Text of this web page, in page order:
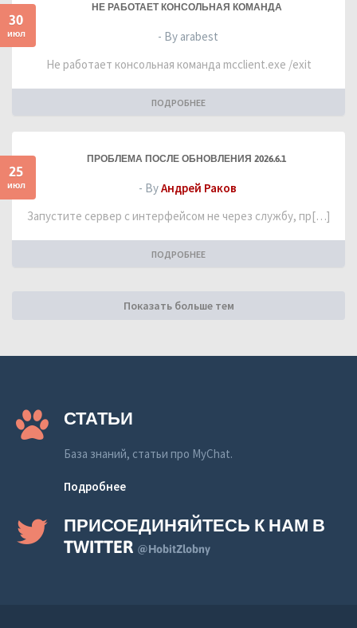
30
июл
НЕ РАБОТАЕТ КОНСОЛЬНАЯ КОМАНДА
- By arabest
Не работает консольная команда mcclient.exe /exit
ПОДРОБНЕЕ
25
июл
ПРОБЛЕМА ПОСЛЕ ОБНОВЛЕНИЯ 2026.6.1
- ByАндрей Раков
Запустите сервер с интерфейсом не через службу, пр[…]
ПОДРОБНЕЕ
Показать больше тем
СТАТЬИ
База знаний, статьи про MyChat.
Подробнее
ПРИСОЕДИНЯЙТЕСЬ К НАМ В
TWITTER @HobitZlobny